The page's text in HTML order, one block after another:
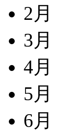
2月
3月
4月
5月
6月